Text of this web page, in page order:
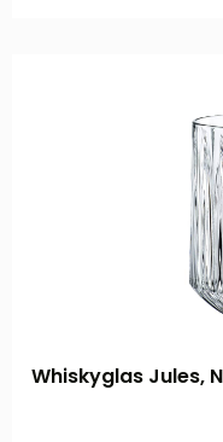
Whiskyglas Jules,